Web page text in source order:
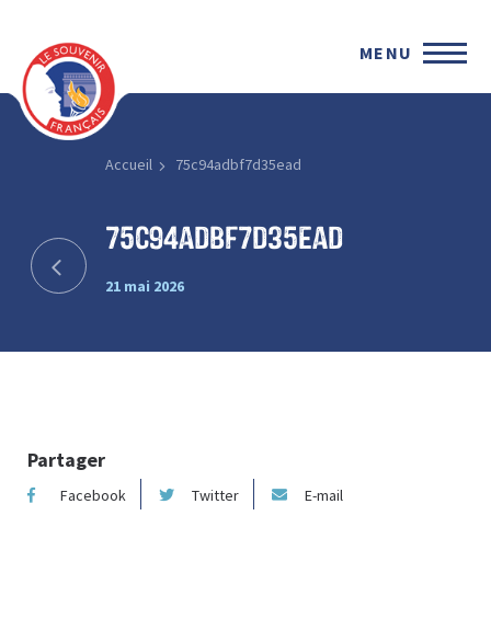
MENU
Accueil 75c94adbf7d35ead
75c94adbf7d35ead
21 mai 2026
Partager
Facebook Twitter E-mail